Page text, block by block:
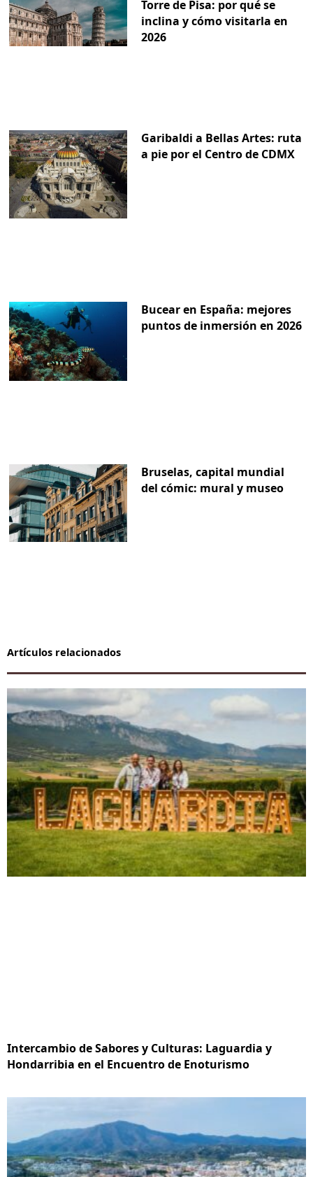
Torre de Pisa: por qué se
inclina y cómo visitarla en
2026
Garibaldi a Bellas Artes: ruta
a pie por el Centro de CDMX
Bucear en España: mejores
puntos de inmersión en 2026
Bruselas, capital mundial
del cómic: mural y museo
Artículos relacionados
Intercambio de Sabores y Culturas: Laguardia y
Hondarribia en el Encuentro de Enoturismo